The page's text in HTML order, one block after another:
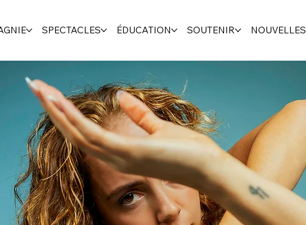
SPECTACLES ÉDUCATION SOUTENIR NOUVELLES